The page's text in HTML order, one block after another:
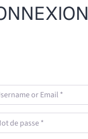
or Email
passe